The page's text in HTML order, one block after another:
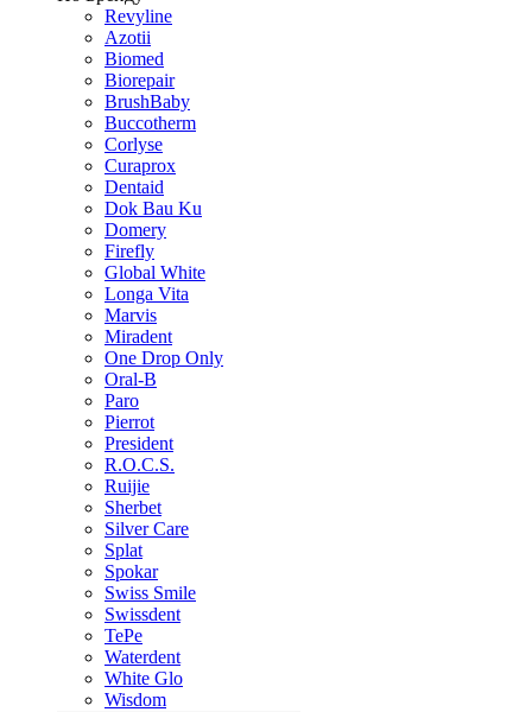
Revyline
Azotii
Biomed
Biorepair
BrushBaby
Buccotherm
Corlyse
Curaprox
Dentaid
Dok Bau Ku
Domery
Firefly
Global White
Longa Vita
Marvis
Miradent
One Drop Only
Oral-B
Paro
Pierrot
President
R.O.C.S.
Ruijie
Sherbet
Silver Care
Splat
Spokar
Swiss Smile
Swissdent
TePe
Waterdent
White Glo
Wisdom